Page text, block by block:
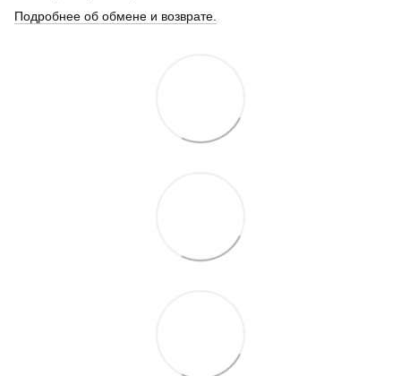
Подробнее об обмене и возврате.